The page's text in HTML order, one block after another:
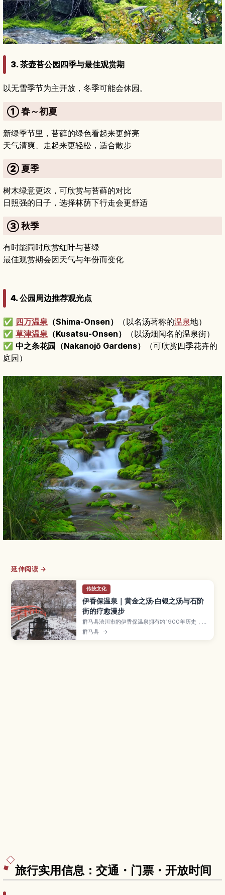
3. 茶壶苔公园四季与最佳观赏期
以无雪季节为主开放，冬季可能会休园。
① 春～初夏
新绿季节里，苔藓的绿色看起来更鲜亮
天气清爽、走起来更轻松，适合散步
② 夏季
树木绿意更浓，可欣赏与苔藓的对比
日照强的日子，选择林荫下行走会更舒适
③ 秋季
有时能同时欣赏红叶与苔绿
最佳观赏期会因天气与年份而变化
4. 公园周边推荐观光点
✅ 四万温泉 （Shima-Onsen） （以名汤著称的温泉地）
✅ 草津温泉 （Kusatsu-Onsen）
（以汤畑闻名的温泉街）
✅ 中之条花园（Nakanojō Gardens）
（可欣赏四季花卉的
庭园）
延伸阅读 →
传统文化
伊香保温泉｜黄金之汤·白银之汤与石阶
街的疗愈漫步
群马县渋川市的伊香保温泉拥有约1900年历史，以
含铁的“黄金之汤”、清澈的“白银之汤”和365级石
阶街而闻名。本文介绍两种泉质的功效、推荐的露
群马县 →
旅行实用信息：交通・门票・开放时间